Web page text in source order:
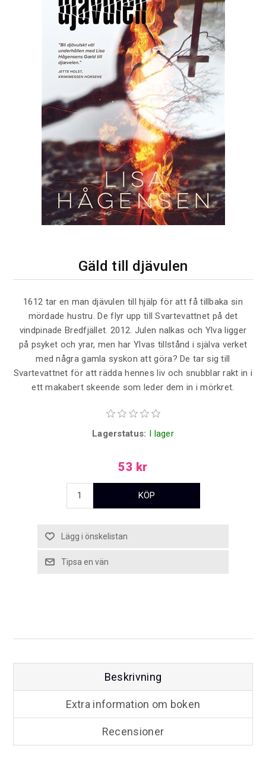
Gäld till djävulen
1612 tar en man djävulen till hjälp för att få tillbaka sin
mördade hustru. De flyr upp till Svartevattnet på det
vindpinade Bredfjället. 2012. Julen nalkas och Ylva ligger
på psyket och yrar, men har Ylvas tillstånd i själva verket
med några gamla syskon att göra? De tar sig till
Svartevattnet för att rädda hennes liv och snubblar rakt in i
ett makabert skeende som leder dem in i mörkret.
Lagerstatus: I lager
53 kr
Beskrivning
Extra information om boken
Recensioner